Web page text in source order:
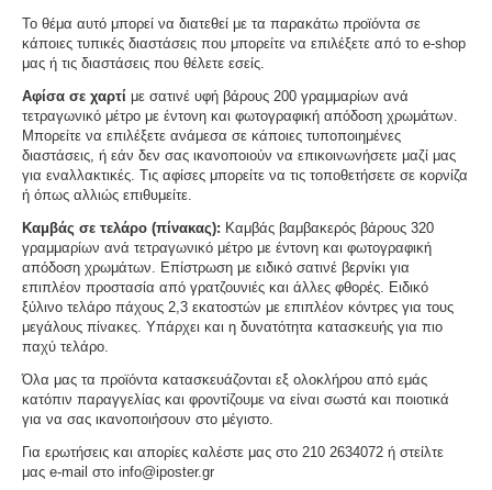
Το θέμα αυτό μπορεί να διατεθεί με τα παρακάτω προϊόντα σε
κάποιες τυπικές διαστάσεις που μπορείτε να επιλέξετε από το e-shop
μας ή τις διαστάσεις που θέλετε εσείς.
Αφίσα σε χαρτί με σατινέ υφή βάρους 200 γραμμαρίων ανά
τετραγωνικό μέτρο με έντονη και φωτογραφική απόδοση χρωμάτων.
Μπορείτε να επιλέξετε ανάμεσα σε κάποιες τυποποιημένες
διαστάσεις, ή εάν δεν σας ικανοποιούν να επικοινωνήσετε μαζί μας
για εναλλακτικές. Τις αφίσες μπορείτε να τις τοποθετήσετε σε κορνίζα
ή όπως αλλιώς επιθυμείτε.
Καμβάς σε τελάρο (πίνακας): Καμβάς βαμβακερός βάρους 320
γραμμαρίων ανά τετραγωνικό μέτρο με έντονη και φωτογραφική
απόδοση χρωμάτων. Επίστρωση με ειδικό σατινέ βερνίκι για
επιπλέον προστασία από γρατζουνιές και άλλες φθορές. Ειδικό
ξύλινο τελάρο πάχους 2,3 εκατοστών με επιπλέον κόντρες για τους
μεγάλους πίνακες. Υπάρχει και η δυνατότητα κατασκευής για πιο
παχύ τελάρο.
Όλα μας τα προϊόντα κατασκευάζονται εξ ολοκλήρου από εμάς
κατόπιν παραγγελίας και φροντίζουμε να είναι σωστά και ποιοτικά
για να σας ικανοποιήσουν στο μέγιστο.
Για ερωτήσεις και απορίες καλέστε μας στο 210 2634072 ή στείλτε
μας e-mail στο info@iposter.gr